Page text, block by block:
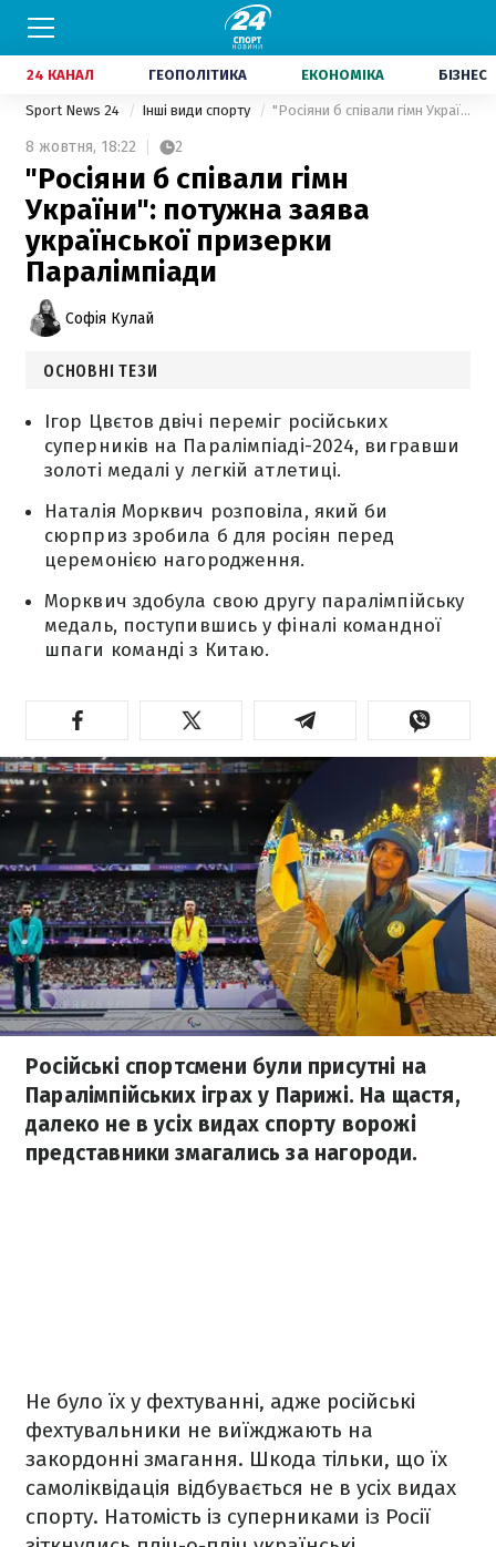
24 КАНАЛ ГЕОПОЛІТИКА ЕКОНОМІКА БІЗНЕС
Sport News 24 Інші види спорту "Росіяни б співали гімн України": потужна заява української призерки Паралімпіади
8 жовтня, 18:22 2
"Росіяни б співали гімн
України": потужна заява
української призерки
Паралімпіади
Софія Кулай
ОСНОВНІ ТЕЗИ
Ігор Цвєтов двічі переміг російських
суперників на Паралімпіаді-2024, вигравши
золоті медалі у легкій атлетиці.
Наталія Морквич розповіла, який би
сюрприз зробила б для росіян перед
церемонією нагородження.
Морквич здобула свою другу паралімпійську
медаль, поступившись у фіналі командної
шпаги команді з Китаю.
Російські спортсмени були присутні на
Паралімпійських іграх у Парижі. На щастя,
далеко не в усіх видах спорту ворожі
представники змагались за нагороди.
Не було їх у фехтуванні, адже російські
фехтувальники не виїжджають на
закордонні змагання. Шкода тільки, що їх
самоліквідація відбувається не в усіх видах
спорту. Натомість із суперниками із Росії